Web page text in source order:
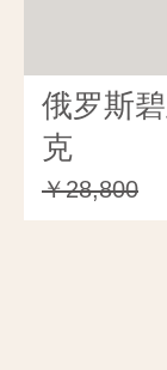
俄罗斯
克
￥28,800